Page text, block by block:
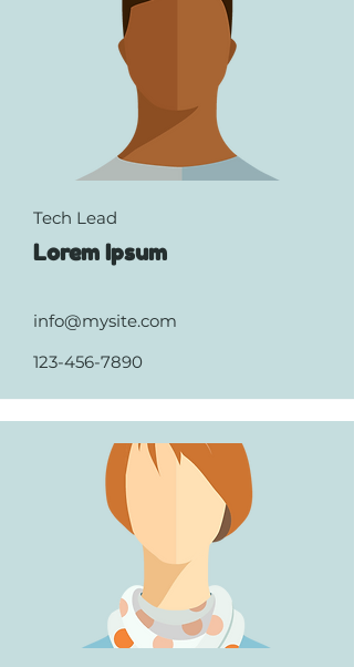
Tech Lead
Lorem Ipsum
info@mysite.com
123-456-7890